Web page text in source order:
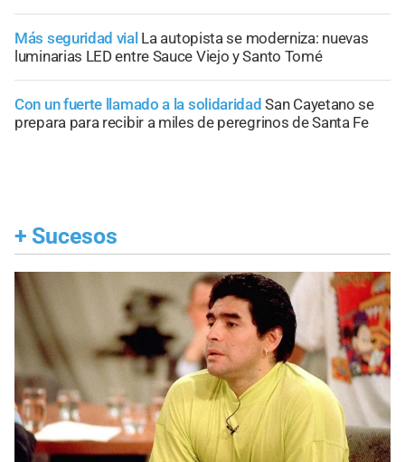
Más seguridad vial La autopista se moderniza: nuevas
luminarias LED entre Sauce Viejo y Santo Tomé
Con un fuerte llamado a la solidaridad San Cayetano se
prepara para recibir a miles de peregrinos de Santa Fe
+ Sucesos